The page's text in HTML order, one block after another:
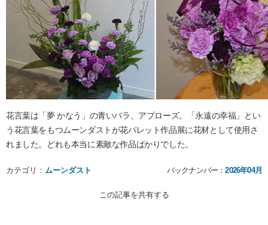
花言葉は「夢 かなう」の青いバラ、アプローズ。「永遠の幸福」とい
う花言葉をもつムーンダストが花パレット作品展に花材として使用さ
れました。どれも本当に素敵な作品ばかりでした。
カテゴリ： ムーンダスト バックナンバー：2026年04月
この記事を共有する